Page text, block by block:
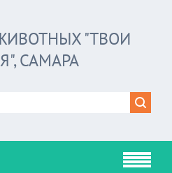
"ТВОИ
САМАРА